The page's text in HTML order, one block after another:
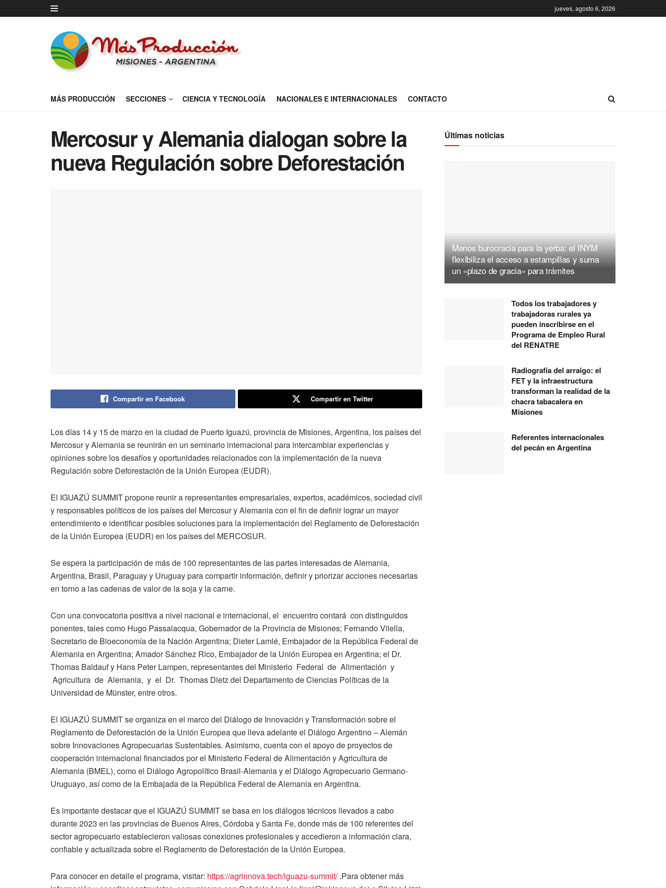
jueves, agosto 6, 2026
MÁS PRODUCCIÓN SECCIONES CIENCIA Y TECNOLOGÍA NACIONALES E INTERNACIONALES CONTACTO
Mercosur y Alemania dialogan sobre la
nueva Regulación sobre Deforestación
Compartir en Facebook Compartir en Twitter
Los días 14 y 15 de marzo en la ciudad de Puerto Iguazú, provincia de Misiones, Argentina, los países del
Mercosur y Alemania se reunirán en un seminario internacional para intercambiar experiencias y
opiniones sobre los desafíos y oportunidades relacionados con la implementación de la nueva
Regulación sobre Deforestación de la Unión Europea (EUDR).
El IGUAZÚ SUMMIT propone reunir a representantes empresariales, expertos, académicos, sociedad civil
y responsables políticos de los países del Mercosur y Alemania con el fin de definir lograr un mayor
entendimiento e identificar posibles soluciones para la implementación del Reglamento de Deforestación
de la Unión Europea (EUDR) en los países del MERCOSUR.
Se espera la participación de más de 100 representantes de las partes interesadas de Alemania,
Argentina, Brasil, Paraguay y Uruguay para compartir información, definir y priorizar acciones necesarias
en torno a las cadenas de valor de la soja y la carne.
Con una convocatoria positiva a nivel nacional e internacional, el encuentro contará con distinguidos
ponentes, tales como Hugo Passalacqua, Gobernador de la Provincia de Misiones; Fernando Vilella,
Secretario de Bioeconomía de la Nación Argentina; Dieter Lamlé, Embajador de la República Federal de
Alemania en Argentina; Amador Sánchez Rico, Embajador de la Unión Europea en Argentina; el Dr.
Thomas Baldauf y Hans Peter Lampen, representantes del Ministerio Federal de Alimentación y
Agricultura de Alemania, y el Dr. Thomas Dietz del Departamento de Ciencias Políticas de la
Universidad de Münster, entre otros.
El IGUAZÚ SUMMIT se organiza en el marco del Diálogo de Innovación y Transformación sobre el
Reglamento de Deforestación de la Unión Europea que lleva adelante el Diálogo Argentino – Alemán
sobre Innovaciones Agropecuarias Sustentables. Asimismo, cuenta con el apoyo de proyectos de
cooperación internacional financiados por el Ministerio Federal de Alimentación y Agricultura de
Alemania (BMEL), como el Diálogo Agropolítico Brasil-Alemania y el Diálogo Agropecuario Germano-
Uruguayo, así como de la Embajada de la República Federal de Alemania en Argentina.
Es importante destacar que el IGUAZÚ SUMMIT se basa en los diálogos técnicos llevados a cabo
durante 2023 en las provincias de Buenos Aires, Córdoba y Santa Fe, donde más de 100 referentes del
sector agropecuario establecieron valiosas conexiones profesionales y accedieron a información clara,
confiable y actualizada sobre el Reglamento de Deforestación de la Unión Europea.
Para conocer en detalle el programa, visitar: https://agrinnova.tech/iguazu-summit/.Para obtener más
Últimas noticias
Menos burocracia para la yerba: el INYM
flexibiliza el acceso a estampillas y suma
un «plazo de gracia» para trámites
Todos los trabajadores y
trabajadoras rurales ya
pueden inscribirse en el
Programa de Empleo Rural
del RENATRE
Radiografía del arraigo: el
FET y la infraestructura
transforman la realidad de la
chacra tabacalera en
Misiones
Referentes internacionales
del pecán en Argentina